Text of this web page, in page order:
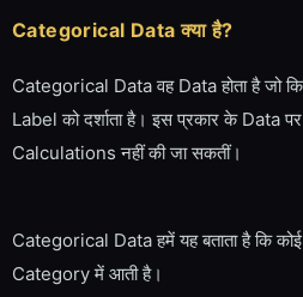
Categorical Data क्या है?
Categorical Data वह Data होता है जो
Label को दर्शाता है। इस प्रकार के Data
Calculations नहीं की जा सकतीं।
Categorical Data हमें यह बताता है कि कोई
Category में आती है।